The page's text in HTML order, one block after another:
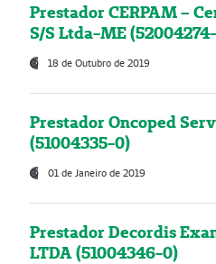
Prestador CERPAM –
S/S Ltda-ME
18 de Outubro de 2019
Prestador Oncoped
(51004335-0)
01 de Janeiro de 2019
Prestador Decordis
LTDA (51004346-0)